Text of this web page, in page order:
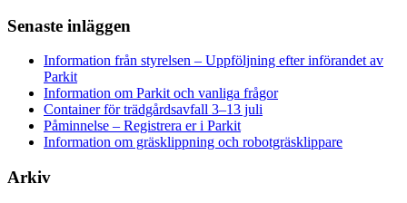
Senaste inläggen
Information från styrelsen – Uppföljning efter införandet av
Parkit
Information om Parkit och vanliga frågor
Container för trädgårdsavfall 3–13 juli
Påminnelse – Registrera er i Parkit
Information om gräsklippning och robotgräsklippare
Arkiv